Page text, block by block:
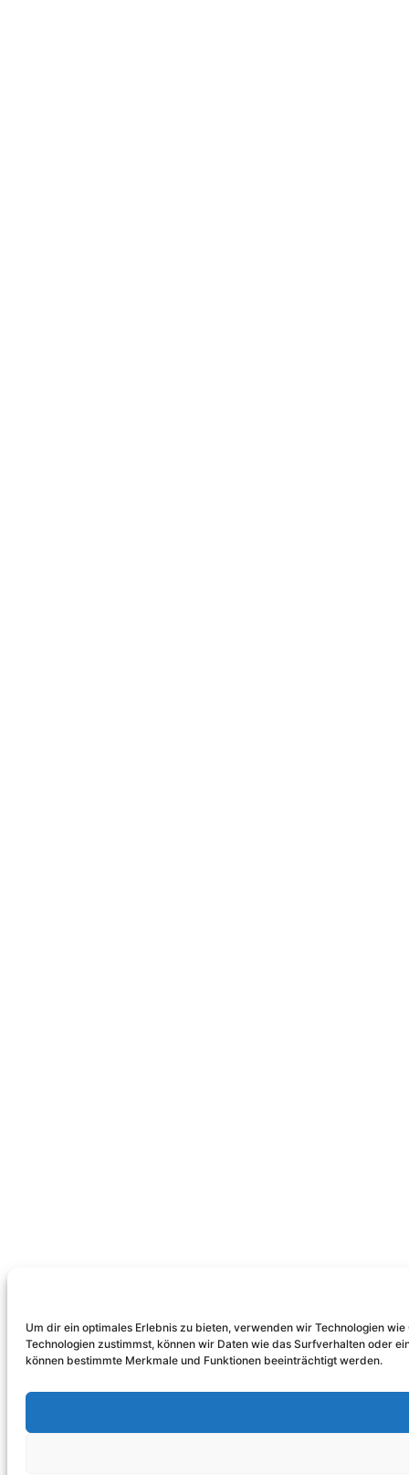
Um dir ein optimales Erlebnis zu bieten, verwenden wir Technologien
Technologien zustimmst, können wir Daten wie das Surfverhalten oder
können bestimmte Merkmale und Funktionen beeinträchtigt werden.